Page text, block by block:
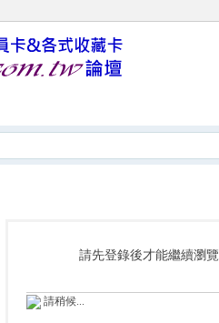
請先登錄後才能繼續瀏覽
請稍候...